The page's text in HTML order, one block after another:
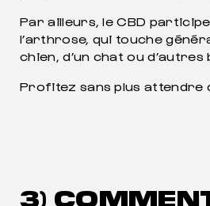
Par ailleurs, le CBD
l’arthrose, qui touche
chien, d’un chat ou
Profitez sans plus
3)